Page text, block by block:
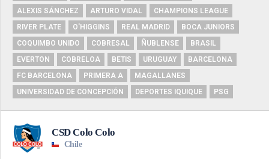
ALEXIS SÁNCHEZ
ARTURO VIDAL
CHAMPIONS LEAGUE
RIVER PLATE
O'HIGGINS REAL MADRID
BOCA JUNIORS
COQUIMBO UNIDO
COBRESAL ÑUBLENSE
BRASIL
EVERTON
COBRELOA BETIS URUGUAY
BARCELONA
FC BARCELONA
PRIMERA A
MAGALLANES
UNIVERSIDAD DE CONCEPCIÓN
DEPORTES IQUIQUE PSG